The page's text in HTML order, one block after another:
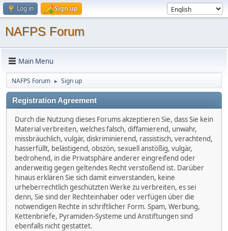
Log in Sign up
NAFPS Forum
Main Menu
NAFPS Forum ► Sign up
Registration Agreement
Durch die Nutzung dieses Forums akzeptieren Sie, dass Sie kein
Material verbreiten, welches falsch, diffamierend, unwahr,
missbräuchlich, vulgär, diskriminierend, rassistisch, verachtend,
hasserfüllt, belästigend, obszön, sexuell anstößig, vulgär,
bedrohend, in die Privatsphäre anderer eingreifend oder
anderweitig gegen geltendes Recht verstoßend ist. Darüber
hinaus erklären Sie sich damit einverstanden, keine
urheberrechtlich geschützten Werke zu verbreiten, es sei
denn, Sie sind der Rechteinhaber oder verfügen über die
notwendigen Rechte in schriftlicher Form. Spam, Werbung,
Kettenbriefe, Pyramiden-Systeme und Anstiftungen sind
ebenfalls nicht gestattet.